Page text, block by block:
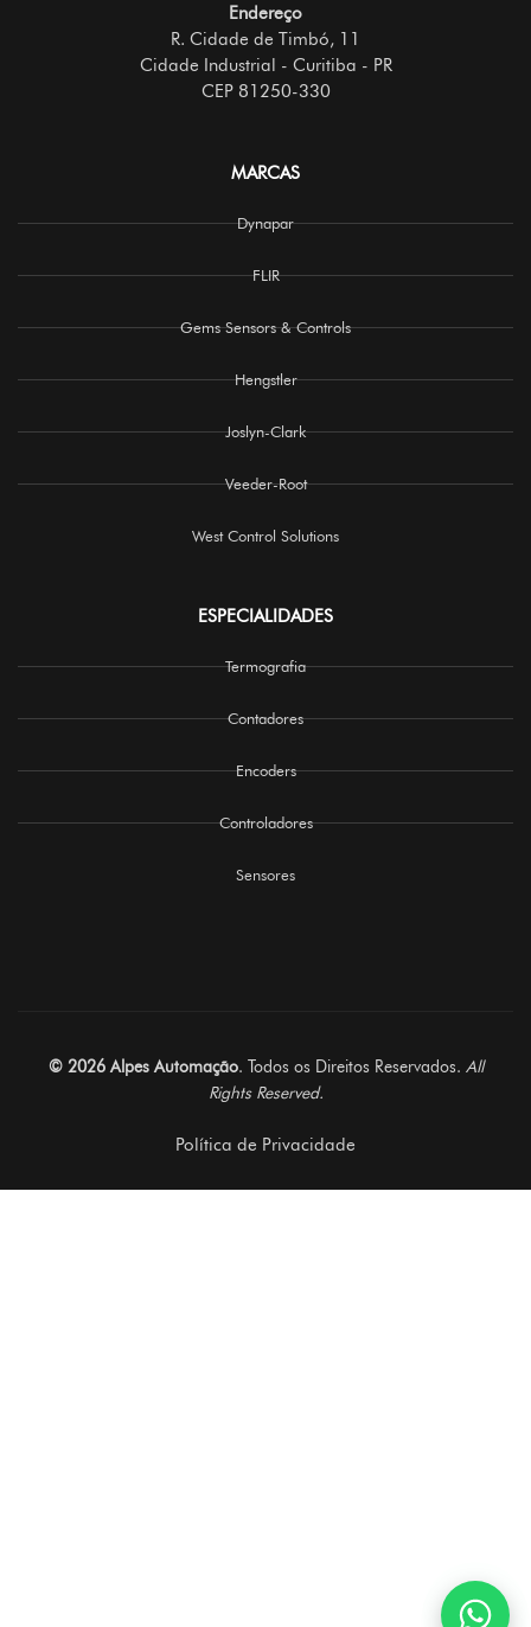
Endereço
R. Cidade de Timbó, 11
Cidade Industrial - Curitiba - PR
CEP 81250-330
MARCAS
Dynapar
FLIR
Gems Sensors & Controls
Hengstler
Joslyn-Clark
Veeder-Root
West Control Solutions
ESPECIALIDADES
Termografia
Contadores
Encoders
Controladores
Sensores
© 2026 Alpes Automação. Todos os Direitos Reservados. All
Rights Reserved.
Política de Privacidade